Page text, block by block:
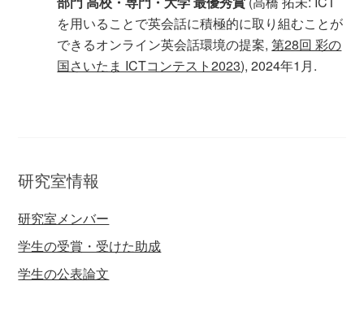
を用いることで英会話に積極的に取り組むことが
できるオンライン英会話環境の提案,第28回 彩の
国さいたま ICTコンテスト2023), 2024年1月.
研究室情報
研究室メンバー
学生の受賞・受けた助成
学生の公表論文